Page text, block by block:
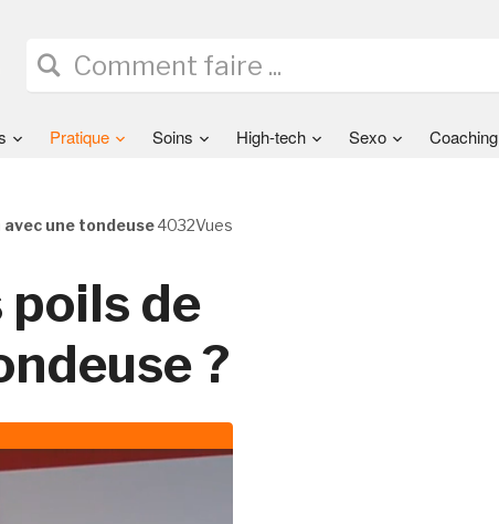
Pratique Soins High-tech Sexo Coaching
4032Vues
une tondeuse
poils de
?